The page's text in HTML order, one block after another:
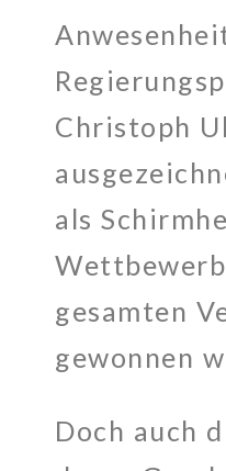
Christoph
als
gesamten
gewonnen
Doch auch